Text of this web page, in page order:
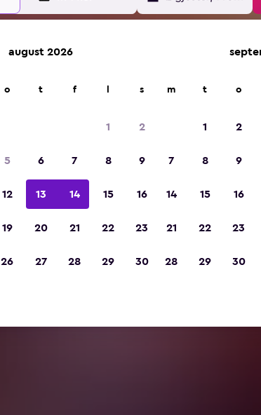
august 2026
o t f s
1 2
5 6 7 8 9
12 13 14 15 16
19 20 21 22 23
26 27 28 29 30
m t o
1 2
7 8 9
14 15 16
21 22 23
28 29 30